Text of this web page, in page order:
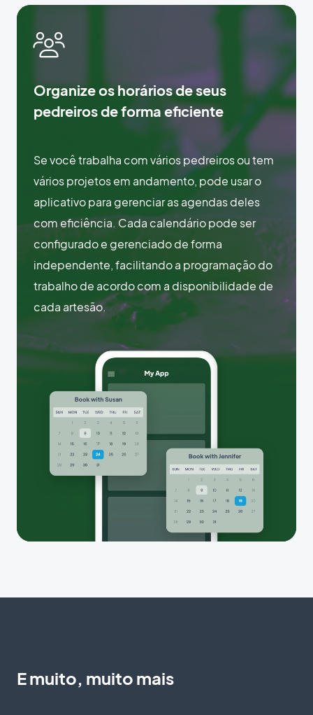
Organize os horários de seus
pedreiros de forma eficiente
Se você trabalha com vários pedreiros ou tem
vários projetos em andamento, pode usar o
aplicativo para gerenciar as agendas deles
com eficiência. Cada calendário pode ser
configurado e gerenciado de forma
independente, facilitando a programação do
trabalho de acordo com a disponibilidade de
cada artesão.
E muito, muito mais